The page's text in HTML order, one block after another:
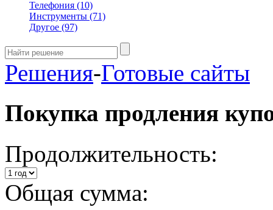
Телефония (10)
Инструменты (71)
Другое (97)
Решения-Готовые сайты
Покупка продления
Продолжительность:
Общая сумма: